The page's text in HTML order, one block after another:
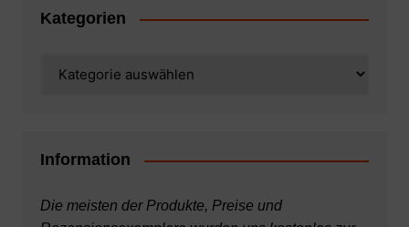
Kategorien
Information
Die meisten der Produkte, Preise und